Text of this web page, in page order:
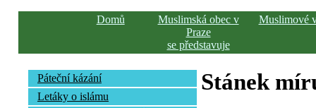
Domů
Muslimská obec v
Praze
se představuje
Muslimové
Páteční kázání
Letáky o islámu
Stánek